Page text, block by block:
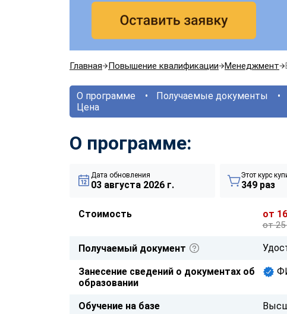
Главная Повышение квалификации Менеджмент
О программе Получаемые документы
Цена
О программе:
Дата обновления
03 августа 2026 г.
Этот курс
349 раз
Стоимость от
от 25
Получаемый документ
Занесение сведений о документах об
образовании
Обучение на базе